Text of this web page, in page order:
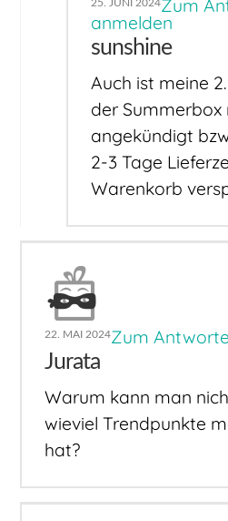
25. JUNI 2024Zum
anmelden
sunshine
Auch ist meine
der Summerbox
angekündigt
2-3 Tage
Warenkorb
22. MAI 2024Zum
Jurata
Warum kann man
wieviel Trendpunkte
hat?